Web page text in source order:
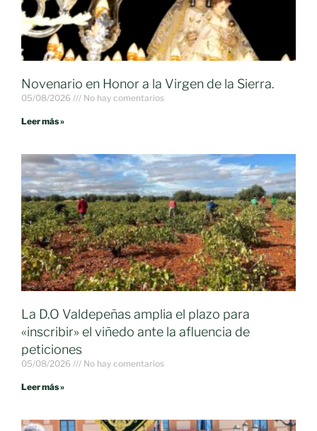
Novenario en Honor a la Virgen de la Sierra.
05/08/2026 No hay comentarios
Leer más »
La D.O Valdepeñas amplia el plazo para
«inscribir» el viñedo ante la afluencia de
peticiones
05/08/2026 No hay comentarios
Leer más »